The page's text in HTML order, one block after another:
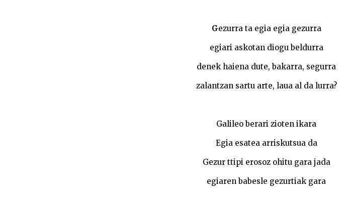
Gezurra ta egia egia gezurra
egiari askotan diogu beldurra
denek haiena dute, bakarra, segurra
zalantzan sartu arte, laua al da lurra?
Galileo berari zioten ikara
Egia esatea arriskutsua da
Gezur ttipi erosoz ohitu gara jada
egiaren babesle gezurtiak gara